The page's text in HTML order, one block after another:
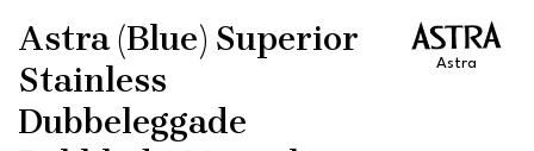
Astra (Blue) Superior
Stainless
Dubbeleggade
Astra